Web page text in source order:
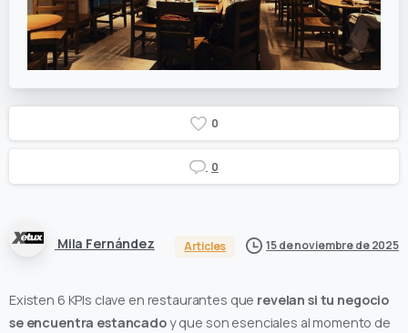
0
0
Mila Fernández Articles 15 de noviembre de 2025
Existen 6 KPIs clave en restaurantes que revelan si tu negocio
se encuentra estancadoy que son esenciales al momento de